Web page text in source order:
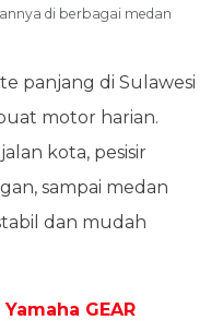
di berbagai medan
panjang di Sulawesi
motor harian.
kota, pesisir
sampai medan
dan mudah
Yamaha GEAR